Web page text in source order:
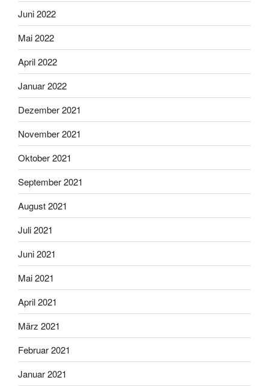
Juni 2022
Mai 2022
April 2022
Januar 2022
Dezember 2021
November 2021
Oktober 2021
September 2021
August 2021
Juli 2021
Juni 2021
Mai 2021
April 2021
März 2021
Februar 2021
Januar 2021